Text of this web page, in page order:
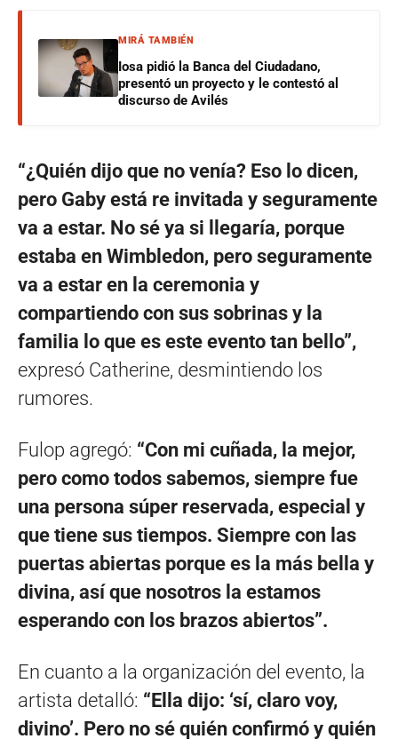
MIRÁ TAMBIÉN
Iosa pidió la Banca del Ciudadano,
presentó un proyecto y le contestó al
discurso de Avilés
“¿Quién dijo que no venía? Eso lo dicen,
pero Gaby está re invitada y seguramente
va a estar. No sé ya si llegaría, porque
estaba en Wimbledon, pero seguramente
va a estar en la ceremonia y
compartiendo con sus sobrinas y la
familia lo que es este evento tan bello”,
expresó Catherine, desmintiendo los
rumores.
Fulop agregó: “Con mi cuñada, la mejor,
pero como todos sabemos, siempre fue
una persona súper reservada, especial y
que tiene sus tiempos. Siempre con las
puertas abiertas porque es la más bella y
divina, así que nosotros la estamos
esperando con los brazos abiertos”.
En cuanto a la organización del evento, la
artista detalló: “Ella dijo: ‘sí, claro voy,
divino’. Pero no sé quién confirmó y quién